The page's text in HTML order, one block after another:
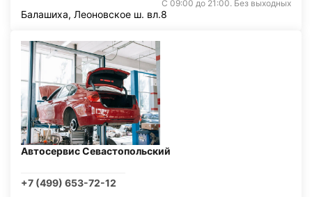
С 09:00 до 21:00. Без выходных
Балашиха, Леоновское ш. вл.8
Автосервис Севастопольский
+7 (499) 653-72-12